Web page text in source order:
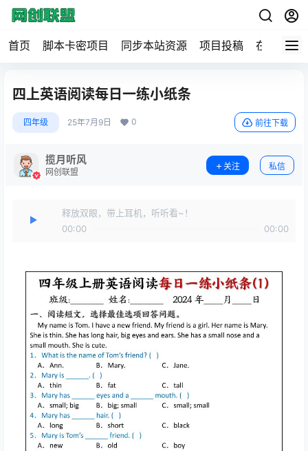
首页 脚本卡密项目 同步本站资源 项目投稿 在线工具
四上英语阅读每日一练小纸条
四年级 25年7月9日 0 前往下载
揽月听风
网创联盟
关注 私信
释放双眼，带上耳机，听听看~！
00:00
00:00